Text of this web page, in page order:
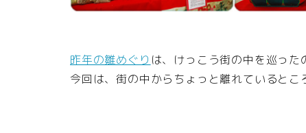
昨年の雛めぐり は、けっこう街の中を巡った
今回は、街の中からちょっと離れているとこ